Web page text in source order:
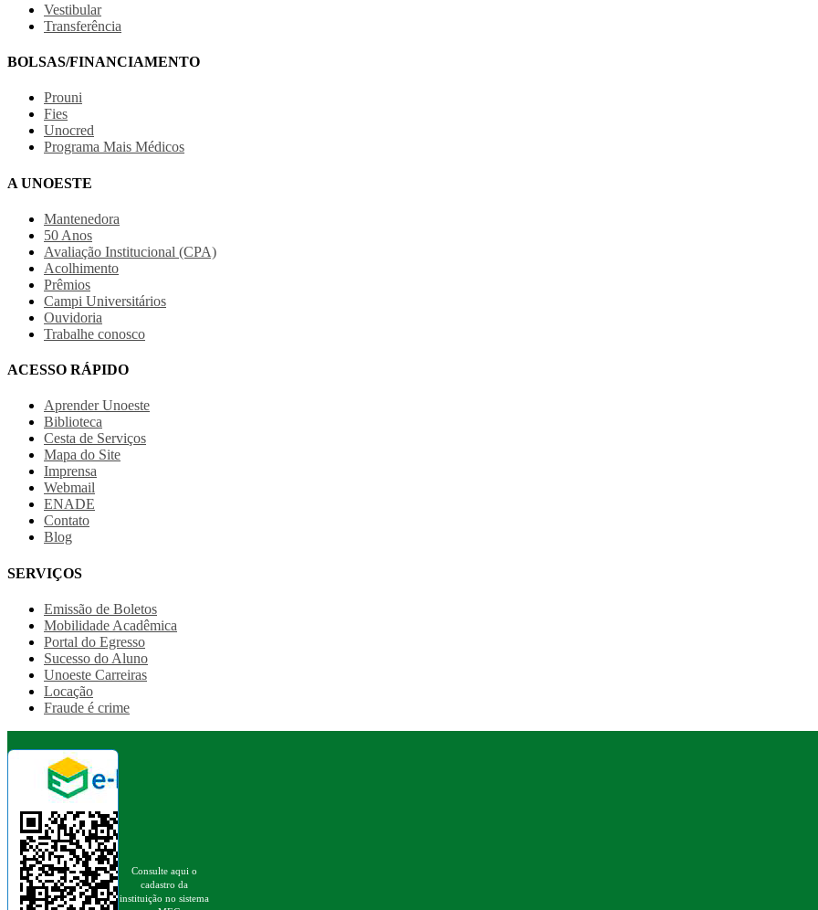
Vestibular
Transferência
BOLSAS/FINANCIAMENTO
Prouni
Fies
Unocred
Programa Mais Médicos
A UNOESTE
Mantenedora
50 Anos
Avaliação Institucional (CPA)
Acolhimento
Prêmios
Campi Universitários
Ouvidoria
Trabalhe conosco
ACESSO RÁPIDO
Aprender Unoeste
Biblioteca
Cesta de Serviços
Mapa do Site
Imprensa
Webmail
ENADE
Contato
Blog
SERVIÇOS
Emissão de Boletos
Mobilidade Acadêmica
Portal do Egresso
Sucesso do Aluno
Unoeste Carreiras
Locação
Fraude é crime
Consulte aqui o
cadastro da
instituição no sistema